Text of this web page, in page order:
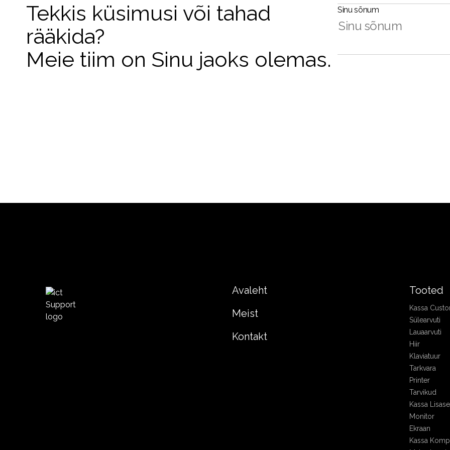
Tekkis küsimusi või tahad
rääkida?
Meie tiim on Sinu jaoks olemas.
Sinu sõnum
Avaleht
Meist
Kontakt
Tooted
Kassa
Sülearvuti
Lauaarvuti
Hiir
Klaviatuur
Tarkvara
Printer
Tarvikud
Kassa
Monitor
Ekraan
Kassa